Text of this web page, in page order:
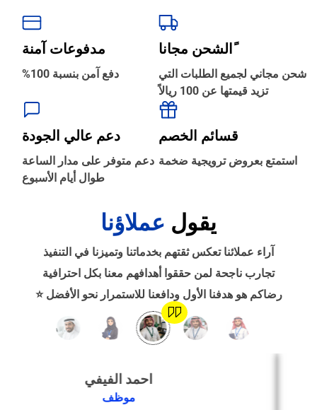
ًالشحن مجانا
شحن مجاني لجميع الطلبات التي
تزيد قيمتها عن 100 ريالاً
مدفوعات آمنة
دفع آمن بنسبة 100%
قسائم الخصم
استمتع بعروض ترويجية ضخمة
دعم عالي الجودة
دعم متوفر على مدار الساعة
طوال أيام الأسبوع
يقول عملاؤنا
آراء عملائنا تعكس ثقتهم بخدماتنا وتميزنا في التنفيذ
تجارب ناجحة لمن حققوا أهدافهم معنا بكل احترافية
رضاكم هو هدفنا الأول ودافعنا للاستمرار نحو الأفضل ⭐
احمد الفيفي
الترجمة والبحوث ‹
الطباعة والأدوات المكتبية
حجز طيران ‹
الوظائف ‹
تصميم موقع/متجر/تطبيق